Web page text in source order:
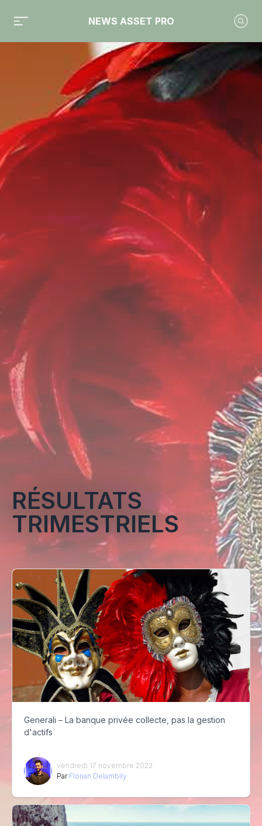
NEWS ASSET PRO
Toute l'actualité sur le tag "résultats trimestriels"
RÉSULTATS
TRIMESTRIELS
Generali – La banque privée collecte, pas la gestion
d'actifs
vendredi 17 novembre 2023
Par Florian Delambily